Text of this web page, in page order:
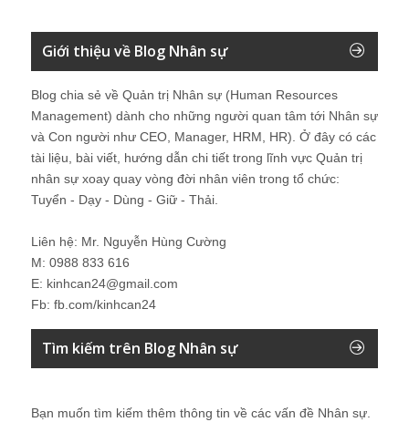
Giới thiệu về Blog Nhân sự
Blog chia sẻ về Quản trị Nhân sự (Human Resources
Management) dành cho những người quan tâm tới Nhân sự
và Con người như CEO, Manager, HRM, HR). Ở đây có các
tài liệu, bài viết, hướng dẫn chi tiết trong lĩnh vực Quản trị
nhân sự xoay quay vòng đời nhân viên trong tổ chức:
Tuyển - Dạy - Dùng - Giữ - Thải.
Liên hệ: Mr. Nguyễn Hùng Cường
M: 0988 833 616
E: kinhcan24@gmail.com
Fb: fb.com/kinhcan24
Tìm kiếm trên Blog Nhân sự
Bạn muốn tìm kiếm thêm thông tin về các vấn đề Nhân sự